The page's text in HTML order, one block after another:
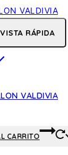
VISTA RÁPIDA
VALDIVIA
CARRITO